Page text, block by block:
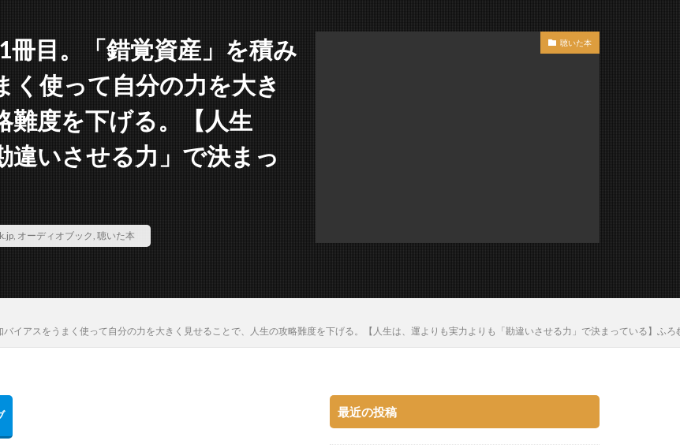
目。「錯覚資産」を積み
く使って自分の力を大き
難度を下げる。【人生
違いさせる力」で決まっ
, オーディオブック, 聴いた本
聴いた本
イアスをうまく使って自分の力を大きく見せることで、人生の攻略難度を下げる。【人生は、運よりも実力よりも「勘違いさせる力」で決まっている】ふろ
最近の投稿